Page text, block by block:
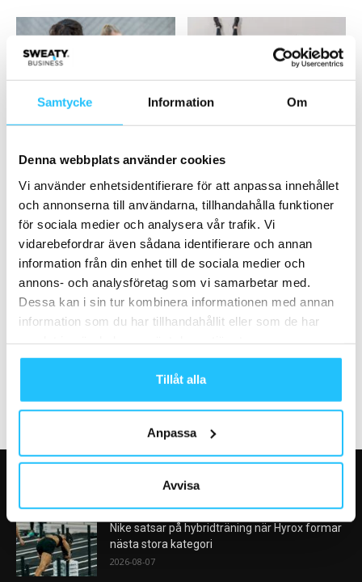
Samtycke Information Om
Denna webbplats använder cookies
Vi använder enhetsidentifierare för att anpassa innehållet
och annonserna till användarna, tillhandahålla funktioner
för sociala medier och analysera vår trafik. Vi
vidarebefordrar även sådana identifierare och annan
information från din enhet till de sociala medier och
annons- och analysföretag som vi samarbetar med.
Dessa kan i sin tur kombinera informationen med annan
information som du har tillhandahållit eller som de har
Tillåt alla
Anpassa
Avvisa
HÄLSOAPPAR OCH
KONDITIONEN
revolutionerande musiktjänst
Business
Ny Deloitte-rapport visar att
hälso- och träningsmarknaden
bidrar med upp till...
Business
Gymmusik hjälper gymmen att
spara pengar på
musikrättigheter
Nike satsar på hybridträning när Hyrox formar
nästa stora kategori
2026-08-07